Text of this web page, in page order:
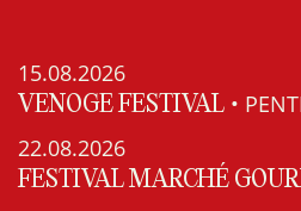
15.08.2026
VENOGE FESTIVAL •
22.08.2026
FESTIVAL MARCHÉ